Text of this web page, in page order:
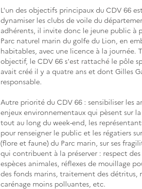
L'un des objectifs principaux du CDV 66
dynamiser les clubs de voile du
adhérents, il invite donc le jeune public à
Parc naturel marin du golfe du Lion, en
habitables, avec une licence à la journée.
objectif, le CDV 66 s'est rattaché le pôle
avait créé il y a quatre ans et dont Gilles
responsable.
Autre priorité du CDV 66 : sensibiliser les
enjeux environnementaux qui pèsent sur
tout au long du week-end, les
pour renseigner le public et les régatiers
(flore et faune) du Parc marin, sur ses
qui contribuent à la préserver : respect
espèces animales, réflexes de mouillage
des fonds marins, traitement des détritus,
carénage moins polluantes, etc.